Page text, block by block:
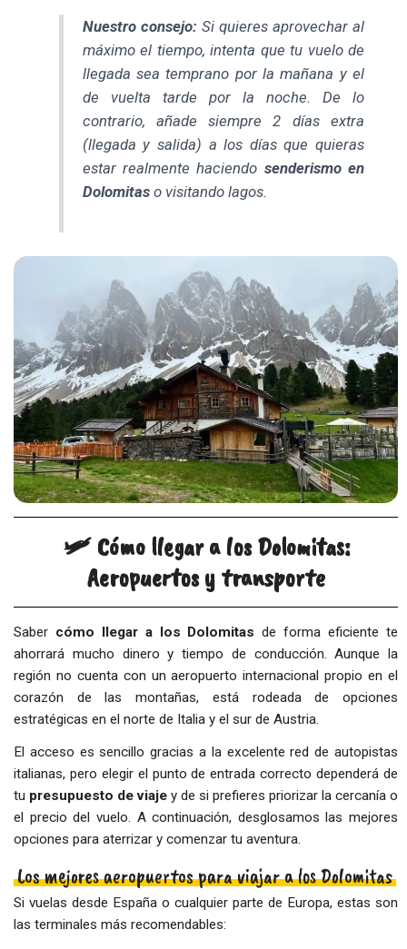
Nuestro consejo: Si quieres aprovechar al
máximo el tiempo, intenta que tu vuelo de
llegada sea temprano por la mañana y el
de vuelta tarde por la noche. De lo
contrario, añade siempre 2 días extra
(llegada y salida) a los días que quieras
estar realmente haciendo senderismo en
Dolomitaso visitando lagos.
🛩️ Cómo llegar a los Dolomitas:
Aeropuertos y transporte
Saber cómo llegar a los Dolomitas de forma eficiente te
ahorrará mucho dinero y tiempo de conducción. Aunque la
región no cuenta con un aeropuerto internacional propio en el
corazón de las montañas, está rodeada de opciones
estratégicas en el norte de Italia y el sur de Austria.
El acceso es sencillo gracias a la excelente red de autopistas
italianas, pero elegir el punto de entrada correcto dependerá de
tu presupuesto de viaje y de si prefieres priorizar la cercanía o
el precio del vuelo. A continuación, desglosamos las mejores
opciones para aterrizar y comenzar tu aventura.
Los mejores aeropuertos para viajar a los Dolomitas
Si vuelas desde España o cualquier parte de Europa, estas son
las terminales más recomendables: